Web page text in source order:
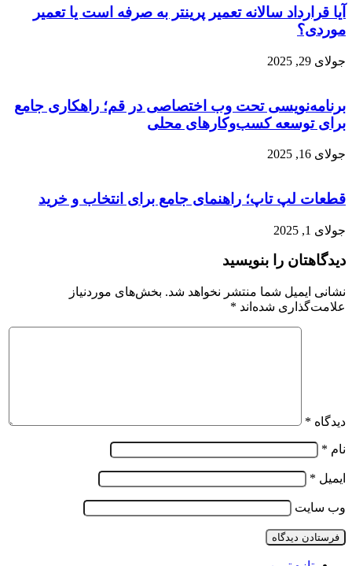
آیا قرارداد سالانه تعمیر پرینتر به صرفه است یا تعمیر
موردی؟
جولای 29, 2025
برنامه‌نویسی تحت وب اختصاصی در قم؛ راهکاری جامع
برای توسعه کسب‌وکارهای محلی
جولای 16, 2025
قطعات لپ تاپ؛ راهنمای جامع برای انتخاب و خرید
جولای 1, 2025
دیدگاهتان را بنویسید
نشانی ایمیل شما منتشر نخواهد شد. بخش‌های موردنیاز
علامت‌گذاری شده‌اند *
دیدگاه *
نام *
ایمیل *
وب‌ سایت